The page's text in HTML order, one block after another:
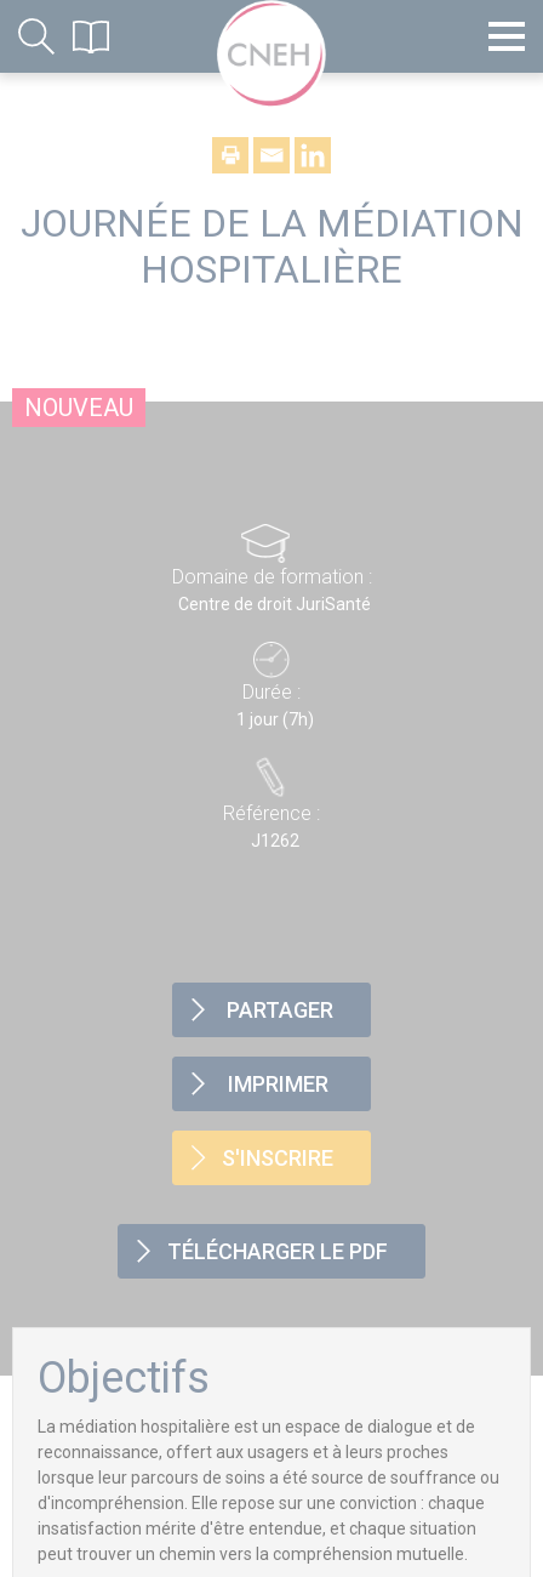
JOURNÉE DE LA MÉDIATION
HOSPITALIÈRE
NOUVEAU
Domaine de formation :
Centre de droit JuriSanté
Durée :
1 jour (7h)
Référence :
J1262
PARTAGER
IMPRIMER
S'INSCRIRE
TÉLÉCHARGER LE PDF
Objectifs
La médiation hospitalière est un espace de dialogue et de
reconnaissance, offert aux usagers et à leurs proches
lorsque leur parcours de soins a été source de souffrance ou
d'incompréhension. Elle repose sur une conviction : chaque
insatisfaction mérite d'être entendue, et chaque situation
peut trouver un chemin vers la compréhension mutuelle.